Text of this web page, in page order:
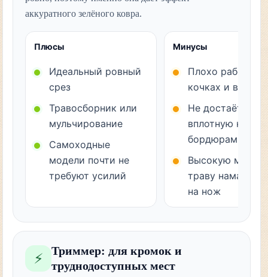
аккуратного зелёного ковра.
Плюсы
Идеальный ровный
срез
Травосборник или
мульчирование
Самоходные
модели почти не
требуют усилий
Минусы
Плохо работает
кочках и в ямах
Не достаёт
вплотную к
бордюрам
Высокую
траву
на нож
⚡
Триммер: для кромок и
труднодоступных мест